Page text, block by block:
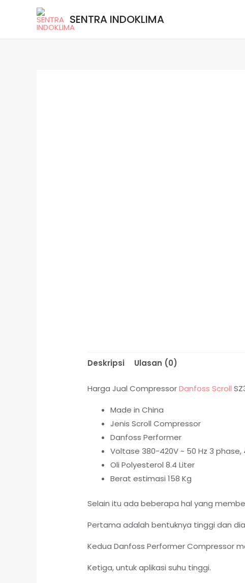
SENTRA INDOKLIMA
Deskripsi Ulasan (0)
Harga Jual CompressorDanfoss Scroll
Made in China
Jenis Scroll Compressor
Danfoss Performer
Voltase 380-420V ~ 50 Hz 3 phase,
Oli Polyesterol 8.4 Liter
Berat estimasi 158 Kg
Selain itu ada beberapa hal yang
Pertama adalah bentuknya tinggi dan
Kedua Danfoss Performer Compressor
Ketiga, untuk aplikasi suhu tinggi.